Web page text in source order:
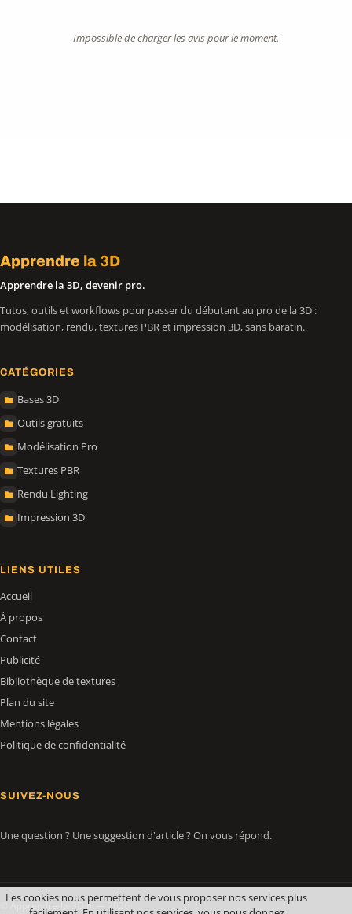
Impossible de charger les avis pour le moment.
Apprendre la 3D
Apprendre la 3D, devenir pro.
Tutos, outils et workflows pour passer du débutant au pro de la 3D :
modélisation, rendu, textures PBR et impression 3D, sans baratin.
CATÉGORIES
Bases 3D
Outils gratuits
Modélisation Pro
Textures PBR
Rendu Lighting
Impression 3D
LIENS UTILES
Accueil
À propos
Contact
Publicité
Bibliothèque de textures
Plan du site
Mentions légales
Politique de confidentialité
SUIVEZ-NOUS
Une question ? Une suggestion d'article ? On vous répond.
© Apprendre-la-3D.fr — 2026
Les cookies nous permettent de vous proposer nos services plus